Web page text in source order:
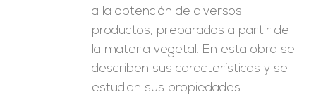
a la obtención de diversos
productos, preparados a partir de
la materia vegetal. En esta obra se
describen sus características y se
estudian sus propiedades